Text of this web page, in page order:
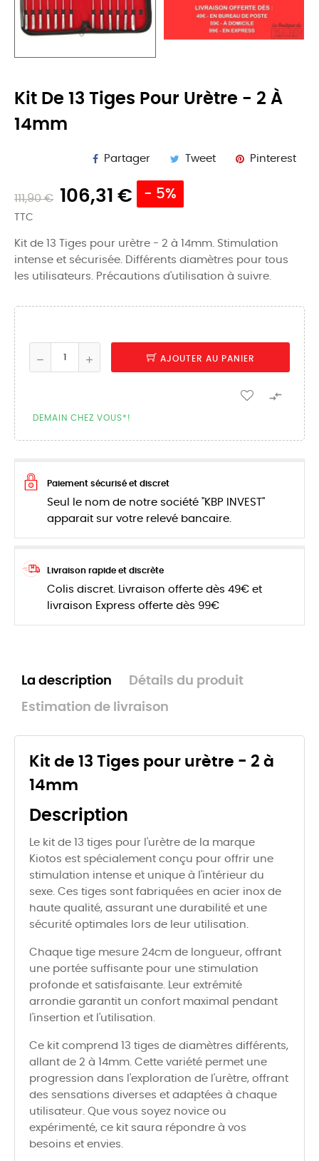
Kit De 13 Tiges Pour Urètre - 2 À
14mm
Partager Tweet Pinterest
111,90 € 106,31 € - 5%
TTC
Kit de 13 Tiges pour urètre - 2 à 14mm. Stimulation
intense et sécurisée. Différents diamètres pour tous
les utilisateurs. Précautions d'utilisation à suivre.
AJOUTER AU PANIER

DEMAIN CHEZ VOUS*!
Paiement sécurisé et discret
Seul le nom de notre société "KBP INVEST"
apparait sur votre relevé bancaire.
Livraison rapide et discrète
Colis discret. Livraison offerte dès 49€ et
livraison Express offerte dès 99€
La description Détails du produit
Estimation de livraison
Kit de 13 Tiges pour urètre - 2 à
14mm
Description
Le kit de 13 tiges pour l'urètre de la marque
Kiotos est spécialement conçu pour offrir une
stimulation intense et unique à l'intérieur du
sexe. Ces tiges sont fabriquées en acier inox de
haute qualité, assurant une durabilité et une
sécurité optimales lors de leur utilisation.
Chaque tige mesure 24cm de longueur, offrant
une portée suffisante pour une stimulation
profonde et satisfaisante. Leur extrémité
arrondie garantit un confort maximal pendant
l'insertion et l'utilisation.
Ce kit comprend 13 tiges de diamètres différents,
allant de 2 à 14mm. Cette variété permet une
progression dans l'exploration de l'urètre, offrant
des sensations diverses et adaptées à chaque
utilisateur. Que vous soyez novice ou
expérimenté, ce kit saura répondre à vos
besoins et envies.